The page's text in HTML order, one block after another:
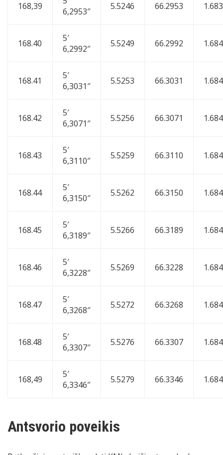
168,39
6,2953″
5.5246 66.2953
168.40
5′
6,2992″
5.5249 66.2992
168.41
5′
6,3031″
5.5253 66.3031
168.42
5′
6,3071″
5.5256 66.3071
168.43
5′
6,3110″
5.5259 66.3110
168.44
5′
6,3150″
5.5262 66.3150
168.45
5′
6,3189″
5.5266 66.3189
168.46
5′
6,3228″
5.5269 66.3228
168.47
5′
6,3268″
5.5272 66.3268
168.48
5′
6,3307″
5.5276 66.3307
168,49
5′
6,3346″
5.5279 66.3346
Antsvorio poveikis